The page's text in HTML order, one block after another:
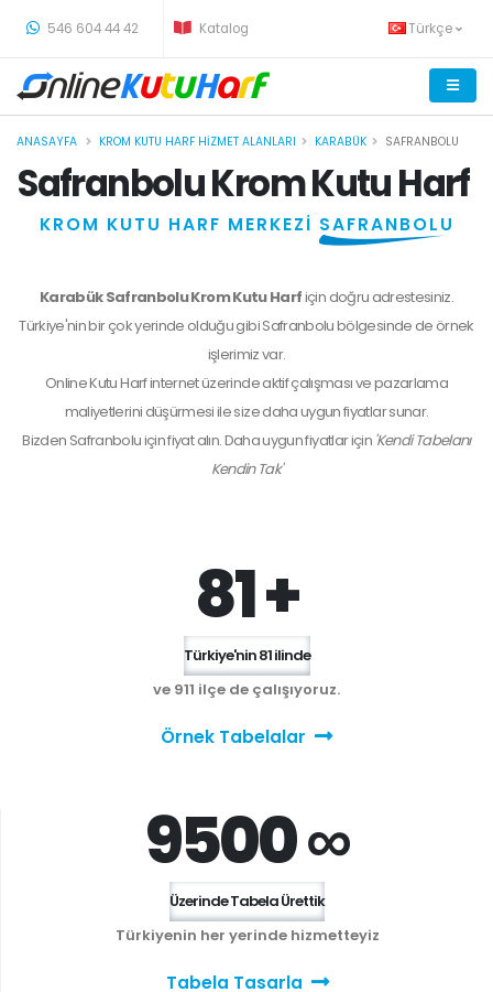
546 604 44 42 Katalog Türkçe
ANASAYFA KROM KUTU HARF HIZMET ALANLARI KARABÜK SAFRANBOLU
Safranbolu Krom Kutu Harf
KROM KUTU HARF MERKEZİ SAFRANBOLU
Karabük Safranbolu Krom Kutu Harfiçin doğru adrestesiniz.
Türkiye'nin bir çok yerinde olduğu gibi Safranbolu bölgesinde de örnek
işlerimiz var.
Online Kutu Harf internet üzerinde aktif çalışması ve pazarlama
maliyetlerini düşürmesi ile size daha uygun fiyatlar sunar.
Bizden Safranboluiçin fiyat alın. Daha uygun fiyatlar için 'Kendi Tabelanı
Kendin Tak'
81 +
Türkiye'nin 81 ilinde
ve 911 ilçe de çalışıyoruz.
Örnek Tabelalar
9500 ∞
Üzerinde Tabela Ürettik
Türkiyenin her yerinde hizmetteyiz
Tabela Tasarla